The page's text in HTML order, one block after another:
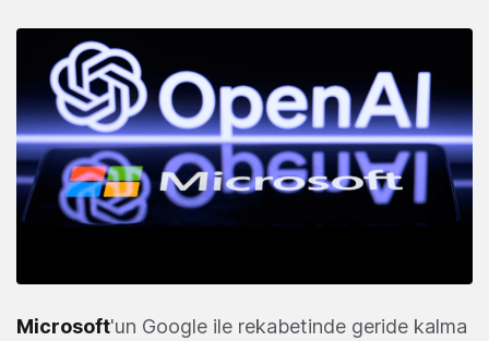
Microsoft'un Google ile rekabetinde geride kalma